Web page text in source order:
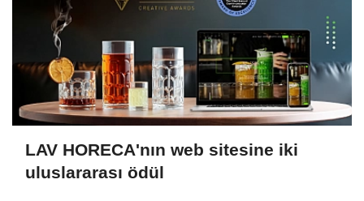
LAV HORECA'nın web sitesine iki
uluslararası ödül